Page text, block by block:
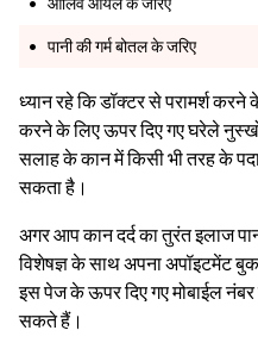
पानी की गर्म बोतल के जरिए
ध्यान रहे कि डॉक्टर से परामर्श करने
करने के लिए ऊपर दिए गए घरेले
सलाह के कान में किसी भी तरह के
सकता है।
अगर आप कान दर्द का तुरंत इलाज
विशेषज्ञ के साथ अपना अपॉइटमेंट
इस पेज के ऊपर दिए गए मोबाईल
सकते हैं।